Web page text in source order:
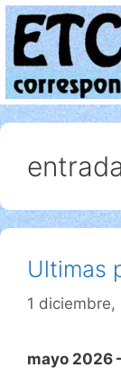
Saltar
al
contenido
Ultimas
1 diciembre,
mayo 2026